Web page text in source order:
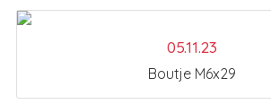
05.11.23
Boutje M6x29